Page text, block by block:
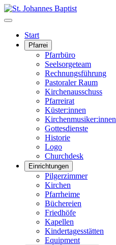
Start
Pfarrei
Pfarrbüro
Seelsorgeteam
Rechnungsführung
Pastoraler Raum
Kirchenausschuss
Pfarreirat
Küster:innen
Kirchenmusiker:innen
Gottesdienste
Historie
Logo
Churchdesk
Einrichtungen
Pilgerzimmer
Kirchen
Pfarrheime
Büchereien
Friedhöfe
Kapellen
Kindertagesstätten
Equipment